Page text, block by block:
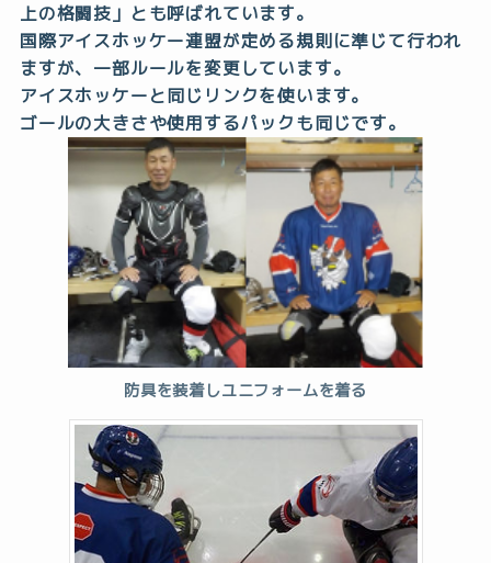
上の格闘技」とも呼ばれています。
国際アイスホッケー連盟が定める規則に準じて行われ
ますが、一部ルールを変更しています。
アイスホッケーと同じリンクを使います。
ゴールの大きさや使用するパックも同じです。
防具を装着しユニフォームを着る